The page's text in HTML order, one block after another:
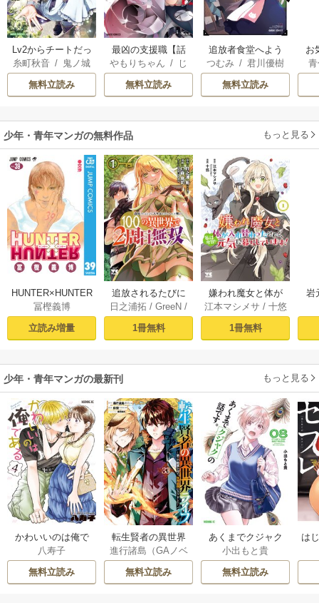
Lv2からチートだっ
た元勇者候補のま
ったり異世界ライ
フ
糸町秋音 / 鬼ノ城
ミヤ
/ 片桐
無料立読み
最凶の支援職【話
術士】である俺は
世界最強クランを
従える
やもりちゃん /
じ
ゃき
無料立読み
追放者食堂へよう
こそ！
つむみ /君川優樹
無料立読み
お
少年・青年マンガの無料作品 もっと見る
HUNTER×HUNTER
モノクロ版 39
冨樫義博
立読み増量
追放されるたびに
スキルを手に入れ
た俺が、100の異世
界で2周目無双【電
日之浦拓 /GreeN /
仁森島司
1冊無料
嫌われ魔女と体が
入れ替わったけれ
ど、私は今日も元
気に暮らしていま
本】 1
江本マシメサ / 十悠
1冊無料
岩
少年・青年マンガの最新刊 もっと見る
かわいいのは俺で
ある 4巻
八寿子
無料立読み
転生賢者の異世界
ライフ～第二の職
業を得て、世界最
強になりました～ 3
進行諸島（GAノベ
ル／SBクリエイテ
ィブ刊）/彭傑（Fr
無料立読み
あくまでクジャク
の話です。 8巻
小出もと貴
無料立読み
は